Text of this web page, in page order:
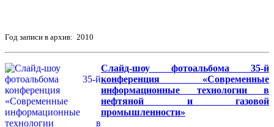
Год записи в архив: 2010
Слайд-шоу фотоальбома 35-й
конференция «Современные
информационные технологии в
нефтяной и газовой
промышленности»